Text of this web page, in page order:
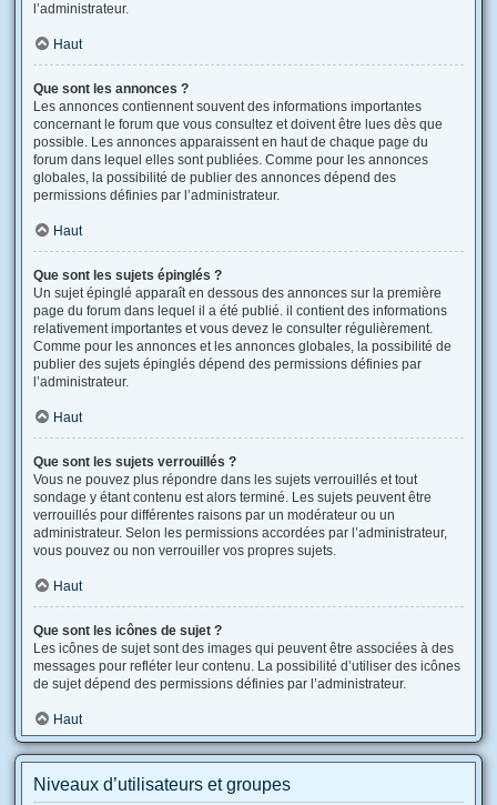
l’administrateur.
Haut
Que sont les annonces ?
Les annonces contiennent souvent des informations importantes
concernant le forum que vous consultez et doivent être lues dès que
possible. Les annonces apparaissent en haut de chaque page du
forum dans lequel elles sont publiées. Comme pour les annonces
globales, la possibilité de publier des annonces dépend des
permissions définies par l’administrateur.
Haut
Que sont les sujets épinglés ?
Un sujet épinglé apparaît en dessous des annonces sur la première
page du forum dans lequel il a été publié. il contient des informations
relativement importantes et vous devez le consulter régulièrement.
Comme pour les annonces et les annonces globales, la possibilité de
publier des sujets épinglés dépend des permissions définies par
l’administrateur.
Haut
Que sont les sujets verrouillés ?
Vous ne pouvez plus répondre dans les sujets verrouillés et tout
sondage y étant contenu est alors terminé. Les sujets peuvent être
verrouillés pour différentes raisons par un modérateur ou un
administrateur. Selon les permissions accordées par l’administrateur,
vous pouvez ou non verrouiller vos propres sujets.
Haut
Que sont les icônes de sujet ?
Les icônes de sujet sont des images qui peuvent être associées à des
messages pour refléter leur contenu. La possibilité d’utiliser des icônes
de sujet dépend des permissions définies par l’administrateur.
Haut
Niveaux d’utilisateurs et groupes